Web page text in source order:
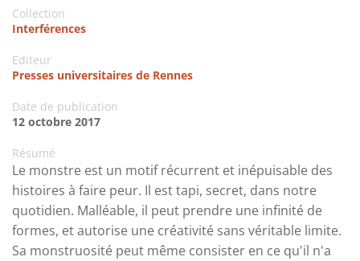
Collection
Interférences
Editeur
Presses universitaires de Rennes
Date de publication
12 octobre 2017
Résumé
Le monstre est un motif récurrent et inépuisable des
histoires à faire peur. Il est tapi, secret, dans notre
quotidien. Malléable, il peut prendre une infinité de
formes, et autorise une créativité sans véritable limite.
Sa monstruosité peut même consister en ce qu'il n'a